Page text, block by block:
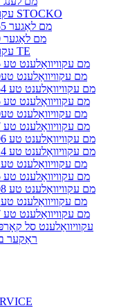
עקוויוואַלענט STOCKO
2.55 מם לאַגער
5.0 מם לאַגער
עקוויוואַלענט TE
1.5 מם עקוויוואַלענט טע
2.0מם עקוויוואַלענט טע
2.54 מם עקוויוואַלענט טע
2.5 מם עקוויוואַלענט טע
3.0מם עקוויוואַלענט טע
3.7 מם עקוויוואַלענט טע
3.96 מם עקוויוואַלענט טע
4.14 מם עקוויוואַלענט טע
4.2מם עקוויוואַלענט טע
4.5 מם עקוויוואַלענט טע
5.08 מם עקוויוואַלענט טע
6.2מם עקוויוואַלענט טע
6.7 מם עקוויוואַלענט טע
עקוויוואַלענט סל
ראַקער